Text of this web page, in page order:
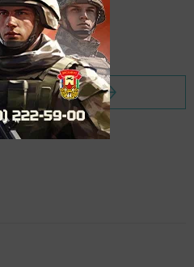
в Яндекс.Новости
новости